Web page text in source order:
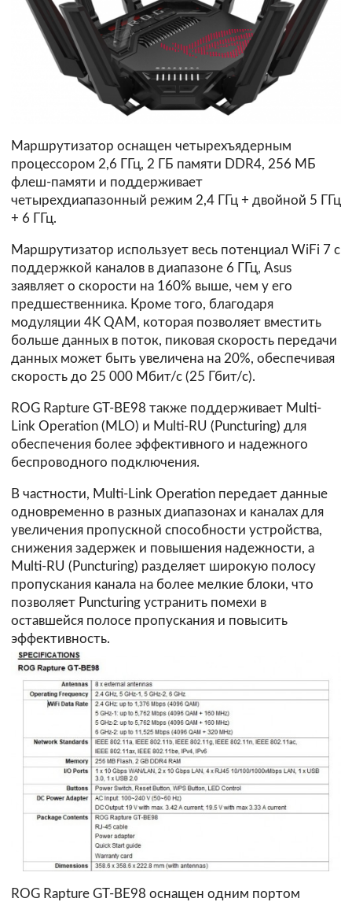
Маршрутизатор оснащен четырехъядерным
процессором 2,6 ГГц, 2 ГБ памяти DDR4, 256 МБ
флеш-памяти и поддерживает
четырехдиапазонный режим 2,4 ГГц + двойной 5 ГГц
+ 6 ГГц.
Маршрутизатор использует весь потенциал WiFi 7 с
поддержкой каналов в диапазоне 6 ГГц, Asus
заявляет о скорости на 160% выше, чем у его
предшественника. Кроме того, благодаря
модуляции 4K QAM, которая позволяет вместить
больше данных в поток, пиковая скорость передачи
данных может быть увеличена на 20%, обеспечивая
скорость до 25 000 Мбит/с (25 Гбит/с).
ROG Rapture GT-BE98 также поддерживает Multi-
Link Operation (MLO) и Multi-RU (Puncturing) для
обеспечения более эффективного и надежного
беспроводного подключения.
В частности, Multi-Link Operation передает данные
одновременно в разных диапазонах и каналах для
увеличения пропускной способности устройства,
снижения задержек и повышения надежности, а
Multi-RU (Puncturing) разделяет широкую полосу
пропускания канала на более мелкие блоки, что
позволяет Puncturing устранить помехи в
оставшейся полосе пропускания и повысить
эффективность.
ROG Rapture GT-BE98 оснащен одним портом